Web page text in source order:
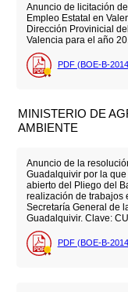
Anuncio de licitación
Empleo Estatal en
Dirección Provinicial
Valencia para el año
PDF (BOE-B-
MINISTERIO DE
AMBIENTE
Anuncio de la
Guadalquivir por la
abierto del Pliego del
realización de trabajos
Secretaría General de
Guadalquivir. Clave:
PDF (BOE-B-